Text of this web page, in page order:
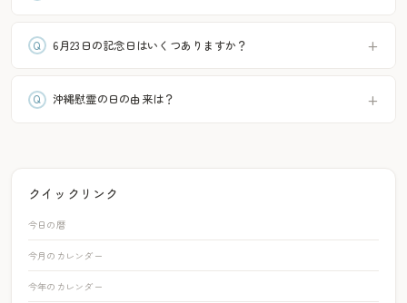
6月23日の記念日はいくつありますか？
沖縄慰霊の日の由来は？
クイックリンク
今日の暦
今月のカレンダー
今年のカレンダー